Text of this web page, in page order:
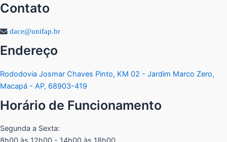
Contato
dace@unifap.br
Endereço
Rododovia Josmar Chaves Pinto, KM 02 - Jardim Marco Zero,
Macapá - AP, 68903-419
Horário de Funcionamento
Segunda a Sexta: